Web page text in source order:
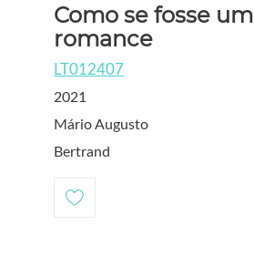
Como se fosse um
romance
LT012407
2021
Mário Augusto
Bertrand